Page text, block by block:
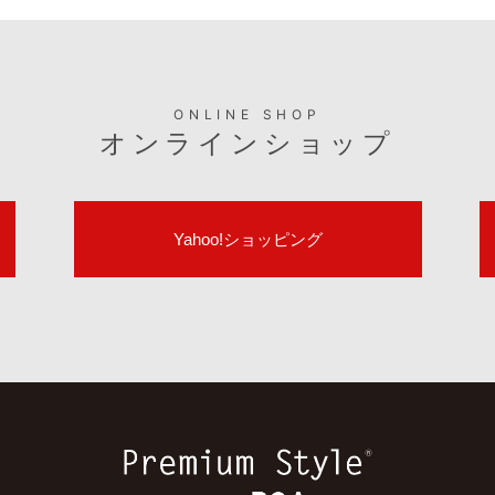
ONLINE SHOP
オンラインショップ
Yahoo!ショッピング